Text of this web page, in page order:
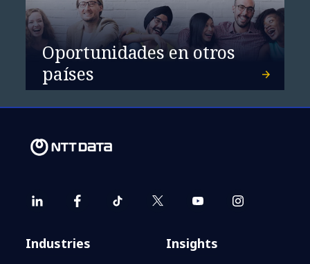
Open Banking: el futuro
de los servicios
colaborativo
Oportunidades en otros
países
Industries
Insights